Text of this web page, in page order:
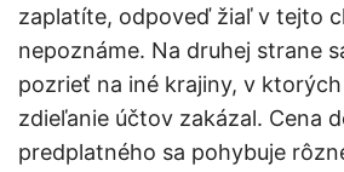
zaplatíte, odpoveď žiaľ v tejto
nepoznáme. Na druhej strane
pozrieť na iné krajiny, v
zdieľanie účtov zakázal. Cena
predplatného sa pohybuje